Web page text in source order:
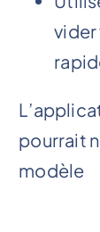
vider
pourrait
modèle